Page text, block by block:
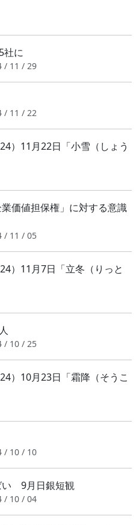
社に
/ 11 / 29
/ 11 / 22
）11月22日「小雪（しょう
価値担保権」に対する意識
/ 11 / 05
）11月7日「立冬（りっと
/ 10 / 25
）10月23日「霜降（そうこ
/ 10 / 10
い 9月日銀短観
/ 10 / 04